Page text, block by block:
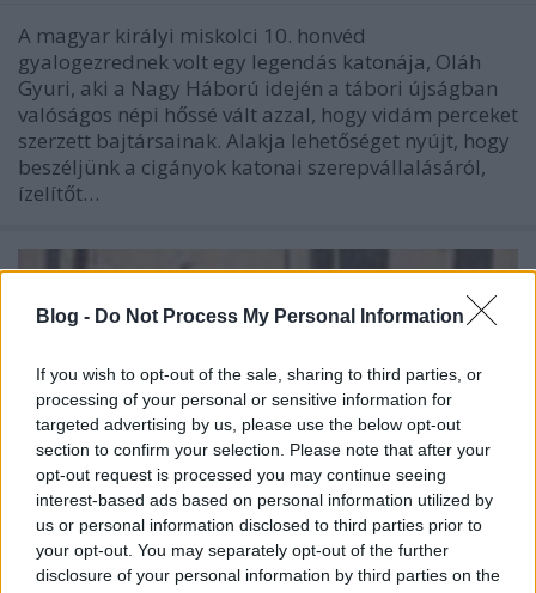
Blog - Do Not Process My Personal Information
If you wish to opt-out of the sale, sharing to third parties, or
processing of your personal or sensitive information for
targeted advertising by us, please use the below opt-out
section to confirm your selection. Please note that after your
opt-out request is processed you may continue seeing
interest-based ads based on personal information utilized by
us or personal information disclosed to third parties prior to
your opt-out. You may separately opt-out of the further
disclosure of your personal information by third parties on the
A magyar királyi miskolci 10. honvéd
gyalogezrednek volt egy legendás katonája, Oláh
Gyuri, aki a Nagy Háború idején a tábori újságban
valóságos népi hőssé vált azzal, hogy vidám perceket
szerzett bajtársainak. Alakja lehetőséget nyújt, hogy
beszéljünk a cigányok katonai szerepvállalásáról,
ízelítőt…